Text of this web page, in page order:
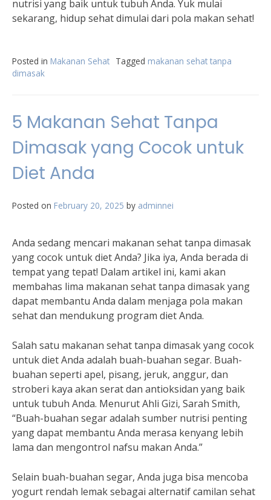
nutrisi yang baik untuk tubuh Anda. Yuk mulai
sekarang, hidup sehat dimulai dari pola makan sehat!
Posted in Makanan Sehat Tagged makanan sehat tanpa
dimasak
5 Makanan Sehat Tanpa
Dimasak yang Cocok untuk
Diet Anda
Posted on February 20, 2025 by adminnei
Anda sedang mencari makanan sehat tanpa dimasak
yang cocok untuk diet Anda? Jika iya, Anda berada di
tempat yang tepat! Dalam artikel ini, kami akan
membahas lima makanan sehat tanpa dimasak yang
dapat membantu Anda dalam menjaga pola makan
sehat dan mendukung program diet Anda.
Salah satu makanan sehat tanpa dimasak yang cocok
untuk diet Anda adalah buah-buahan segar. Buah-
buahan seperti apel, pisang, jeruk, anggur, dan
stroberi kaya akan serat dan antioksidan yang baik
untuk tubuh Anda. Menurut Ahli Gizi, Sarah Smith,
“Buah-buahan segar adalah sumber nutrisi penting
yang dapat membantu Anda merasa kenyang lebih
lama dan mengontrol nafsu makan Anda.”
Selain buah-buahan segar, Anda juga bisa mencoba
yogurt rendah lemak sebagai alternatif camilan sehat